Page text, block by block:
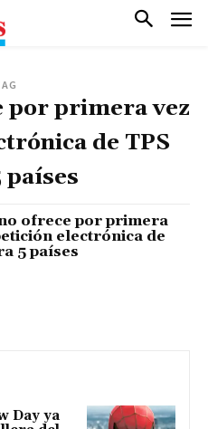
por primera vez
de TPS
países
ofrece por primera
electrónica de
5 países
Day ya